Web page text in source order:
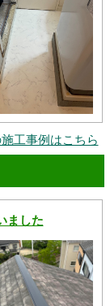
工事例はこちら
ました